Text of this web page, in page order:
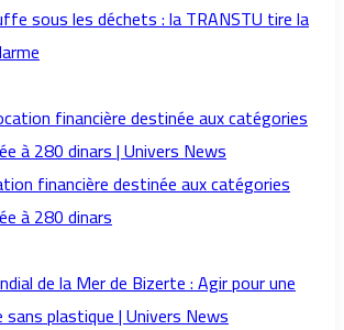
sous les déchets : la TRANSTU tire la
financière destinée aux catégories
à 280 dinars